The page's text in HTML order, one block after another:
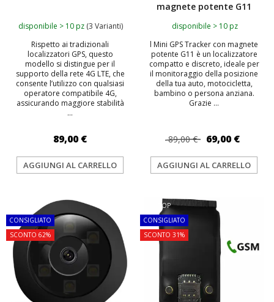
disponibile > 10 pz (3 Varianti)
Rispetto ai tradizionali
localizzatori GPS, questo
modello si distingue per il
supporto della rete 4G LTE, che
consente l’utilizzo con qualsiasi
operatore compatibile 4G,
assicurando maggiore stabilità
...
89,00 €
AGGIUNGI AL CARRELLO
magnete potente G11
disponibile > 10 pz
l Mini GPS Tracker con magnete
potente G11 è un localizzatore
compatto e discreto, ideale per
il monitoraggio della posizione
della tua auto, motocicletta,
bambino o persona anziana.
Grazie ...
89,00 € 69,00 €
AGGIUNGI AL CARRELLO
CONSIGLIATO
SCONTO 62%
TOP
CONSIGLIATO
SCONTO 31%